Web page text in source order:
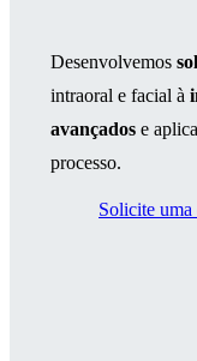
Desenvolvemos
intraoral e facial à
avançados e
processo.
Solicite uma